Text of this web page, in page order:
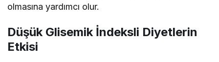
olmasına yardımcı olur.
Düşük Glisemik İndeksli Diyetlerin
Etkisi